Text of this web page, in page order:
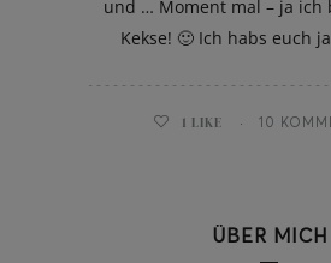
und … Moment mal – ja ich
Kekse! 🙂 Ich habs euch
1 LIKE 10
ÜBER MICH